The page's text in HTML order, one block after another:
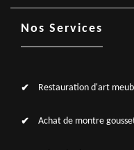
Nos Services
Restauration d'art
Achat de montre